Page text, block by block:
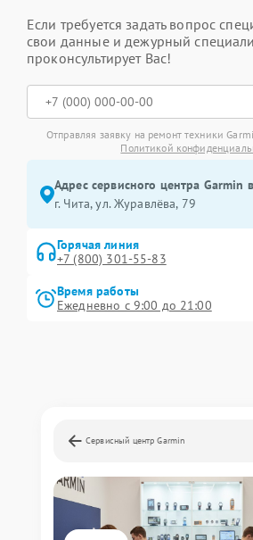
Если требуется задать вопрос
свои данные и дежурный
проконсультирует Вас!
Отправляя заявку на ремонт техники
Политикой
Адрес сервисного центра Garmin
г. Чита, ул. Журавлёва, 79
Горячая линия
+7 (800) 301-55-83
Время работы
Ежедневно с 9:00 до 21:00
Сервисный центр Garmin